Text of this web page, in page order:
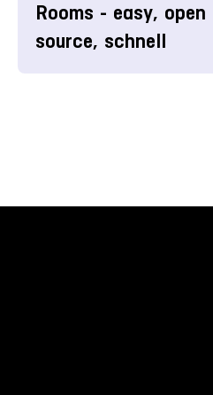
Rooms - easy, open
source, schnell